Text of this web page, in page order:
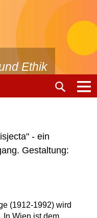
Ethik
- ein
Gestaltung:
(1912-1992) wird
In Wien ist dem